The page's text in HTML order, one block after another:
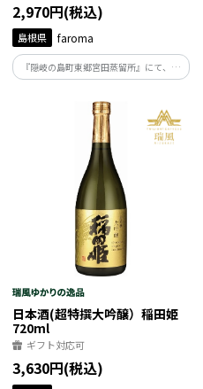
2,970円(税込)
島根県 faroma
『隠岐の島町東郷宮田蒸留所』にて、隠
岐の島に自生する黒文字から水蒸気蒸留
法で抽出した芳香蒸留水を、生のままボ
トル詰。無添加、自然の力そのままのア
ロマウォーターです。香りは「木部」と
「枝葉」の2種。
日本酒(超特撰大吟醸）稲田姫
720ml
ギフト対応可
3,630円(税込)